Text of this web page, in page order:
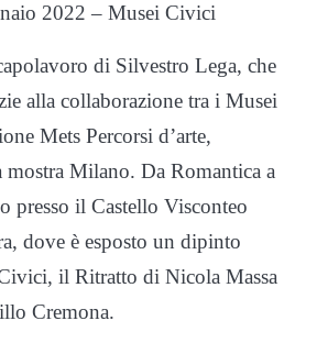
2022 – Musei Civici
di Silvestro Lega, che
alla collaborazione tra i Musei
Mets Percorsi d’arte,
mostra Milano. Da Romantica a
presso il Castello Visconteo
dove è esposto un dipinto
il Ritratto di Nicola Massa
Cremona.